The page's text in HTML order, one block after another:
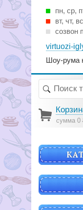
пн, ср,
вт, чт,
созвон
virtuozi-
Шоу-рума
сумма 0